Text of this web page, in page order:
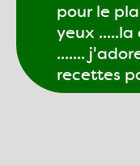
pour le
yeux .....la
.......
recettes